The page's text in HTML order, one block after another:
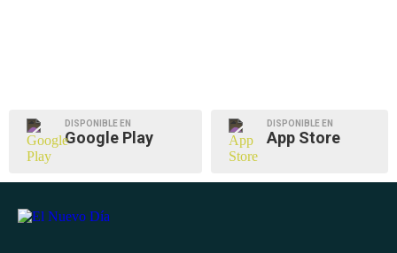
DISPONIBLE EN
Google Play
DISPONIBLE EN
App Store